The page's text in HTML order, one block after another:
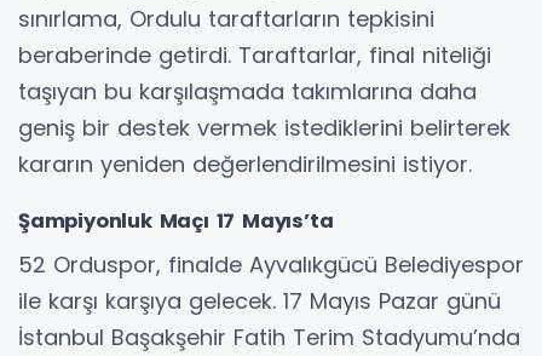
sınırlama, Ordulu taraftarların tepkisini
beraberinde getirdi. Taraftarlar, final niteliği
taşıyan bu karşılaşmada takımlarına daha
geniş bir destek vermek istediklerini belirterek
kararın yeniden değerlendirilmesini istiyor.
Şampiyonluk Maçı 17 Mayıs’ta
52 Orduspor, finalde Ayvalıkgücü Belediyespor
ile karşı karşıya gelecek. 17 Mayıs Pazar günü
İstanbul Başakşehir Fatih Terim Stadyumu’nda